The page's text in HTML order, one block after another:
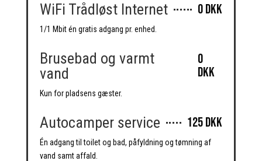
WiFi Trådløst Internet 0 DKK
1/1 Mbit én gratis adgang pr. enhed.
Brusebad og varmt
vand
0
DKK
Kun for pladsens gæster.
Autocamper service 125 DKK
Én adgang til toilet og bad, påfyldning og tømning af
vand samt affald.